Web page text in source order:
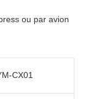
ou par avion
CX01